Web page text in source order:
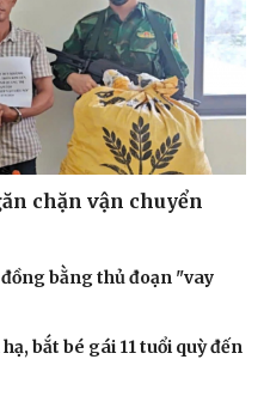
Giải trí
Nghệ sĩ
Thời trang
Sao Việt
chặn vận chuyển
bằng thủ đoạn "vay
bắt bé gái 11 tuổi quỳ đến